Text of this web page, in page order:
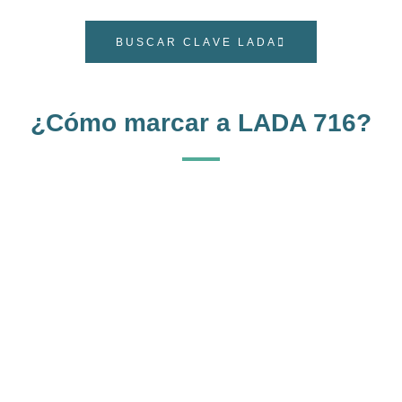
BUSCAR CLAVE LADA
¿Cómo marcar a LADA 716?